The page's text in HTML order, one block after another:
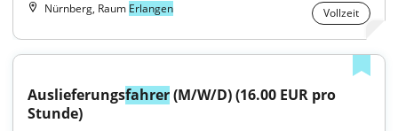
Nürnberg, Raum Erlangen Vollzeit
Auslieferungsfahrer (M/W/D) (16.00 EUR pro
Stunde)